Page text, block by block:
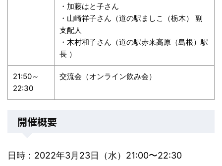
・加藤はと子さん
・山崎祥子さん（道の駅ましこ（栃木） 副
支配人
・木村和子さん（道の駅赤来高原（島根）駅
長 ）
21:50～
22:30
交流会（オンライン飲み会）
開催概要
日時：2022年3月23日（水）21:00〜22:30